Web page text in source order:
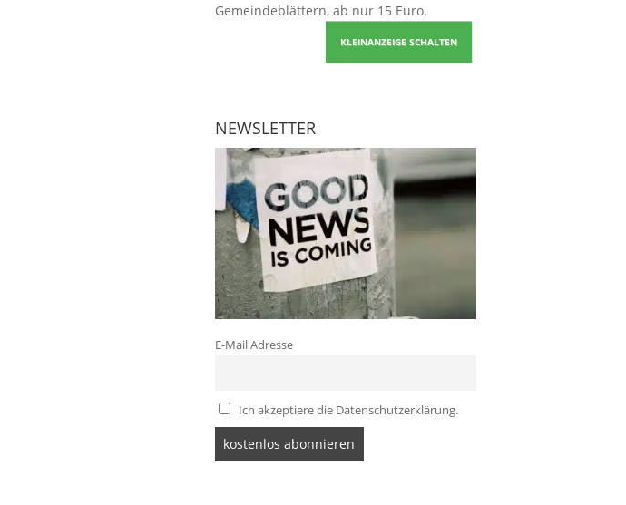
Gemeindeblättern, ab nur 15 Euro.
KLEINANZEIGE SCHALTEN
NEWSLETTER
E-Mail Adresse
Ich akzeptiere die Datenschutzerklärung.